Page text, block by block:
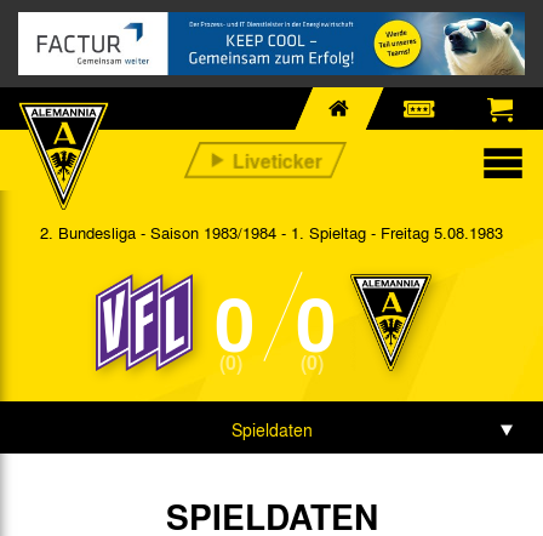
2. Bundesliga - Saison 1983/1984 - 1. Spieltag - Freitag 5.08.1983
0
(0) 0
(0)
Spieldaten
SPIELDATEN